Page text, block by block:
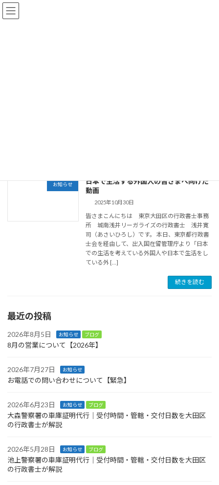
コ
ン
ナ
ビ
お知らせ
日本で生活する外国人の皆さまへ向けた
動画
2025年10月30日
皆さまこんにちは 東京大田区の行政書士事務
所 城南浅井リーガライズの行政書士 浅井寛
司（あさいひろし）です。 本日、東京都行政書
士会を経由して、出入国在留管理庁より「日本
での生活を考えている外国人や日本で生活をし
ている外 […]
続きを読む
最近の投稿
2026年8月5日 お知らせ ブログ
8月の営業について【2026年】
2026年7月27日 お知らせ
お電話での問い合わせについて【緊急】
2026年6月23日 お知らせ ブログ
大森警察署の車庫証明代行｜受付時間・管轄・交付日数を大田区
の行政書士が解説
2026年5月28日 お知らせ ブログ
池上警察署の車庫証明代行｜受付時間・管轄・交付日数を大田区
の行政書士が解説